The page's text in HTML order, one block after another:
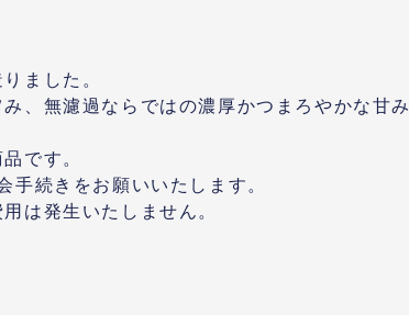
ました。
、無濾過ならではの濃厚かつまろやかな甘
です。
手続きをお願いいたします。
は発生いたしません。